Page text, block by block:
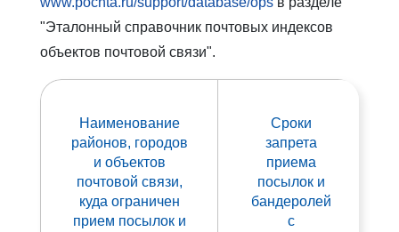
"Эталонный справочник почтовых индексов
объектов почтовой связи".
Наименование
районов, городов
и объектов
почтовой связи,
куда ограничен
прием посылок и
Сроки
запрета
приема
посылок и
бандеролей
с